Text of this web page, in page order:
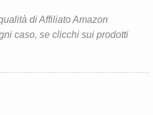
di Affiliato Amazon
caso, se clicchi sui prodotti